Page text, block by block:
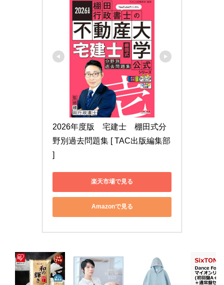
2026年度版　宅建士　棚田式分
野別過去問題集 [ TAC出版編集部
]
楽天市場で見る
Amazonで見る